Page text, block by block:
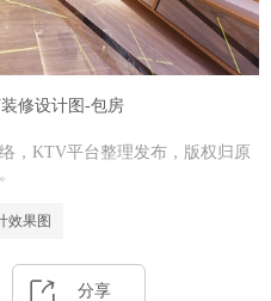
修设计图-包房
，KTV平台整理发布，版权归原
效果图
分享